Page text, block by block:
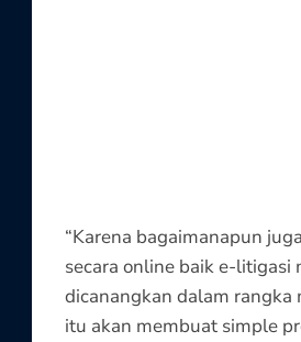
“Karena bagaimanapun
secara online baik e-
dicanangkan dalam rangka
itu akan membuat simple